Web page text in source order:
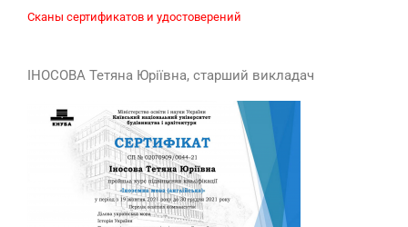
Сканы сертификатов и удостоверений
ІНОСОВА Тетяна Юріївна, старший викладач